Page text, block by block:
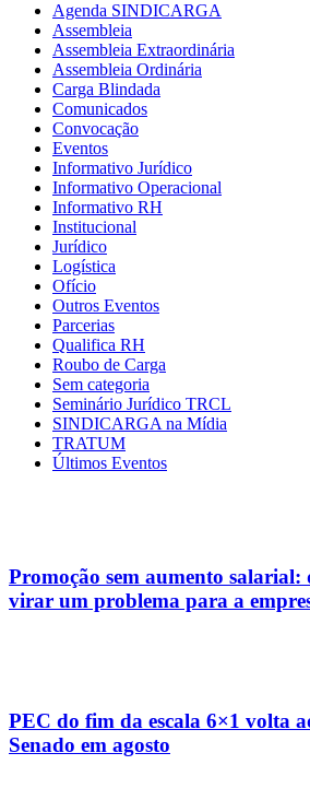
Agenda SINDICARGA
Assembleia
Assembleia Extraordinária
Assembleia Ordinária
Carga Blindada
Comunicados
Convocação
Eventos
Informativo Jurídico
Informativo Operacional
Informativo RH
Institucional
Jurídico
Logística
Ofício
Outros Eventos
Parcerias
Qualifica RH
Roubo de Carga
Sem categoria
Seminário Jurídico TRCL
SINDICARGA na Mídia
TRATUM
Últimos Eventos
Promoção sem aumento salarial:
virar um problema para a
PEC do fim da escala 6×1 volta
Senado em agosto